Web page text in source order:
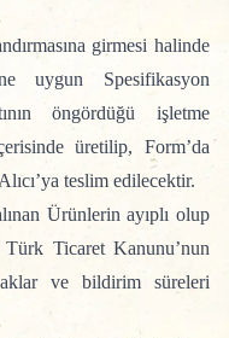
girmesi halinde
uygun Spesifikasyon
öngördüğü işletme
üretilip, Form’da
teslim edilecektir.
Ürünlerin ayıplı olup
Türk Ticaret Kanunu’nun
ve bildirim süreleri